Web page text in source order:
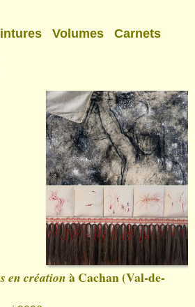
à Montreuil
Denis - FRANCE
Volumes Carnets
en création à Cachan (Val-de-